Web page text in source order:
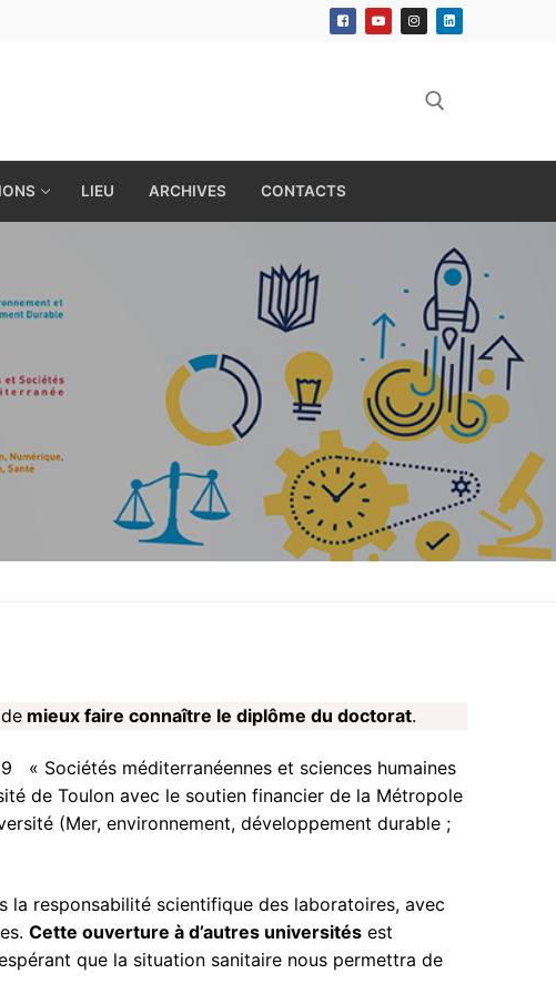
Rechercher :
LIEU ARCHIVES CONTACTS
mieux faire connaître le diplôme du doctorat.
« Sociétés méditerranéennes et sciences humaines
de Toulon avec le soutien financier de la Métropole
(Mer, environnement, développement durable ;
la responsabilité scientifique des laboratoires, avec
Cette ouverture à d’autres universités est
que la situation sanitaire nous permettra de